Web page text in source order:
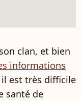
clan, et bien
informations
il est très difficile
santé de